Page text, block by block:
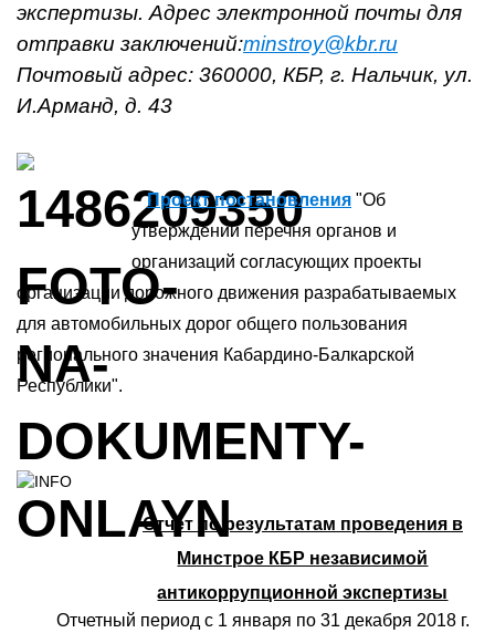
экспертизы. Адрес электронной почты для
отправки заключений:minstroy@kbr.ru
Почтовый адрес: 360000, КБР, г. Нальчик, ул.
И.Арманд, д. 43
Проект постановления "Об
утверждении перечня органов и
организаций согласующих проекты
организации дорожного движения разрабатываемых
для автомобильных дорог общего пользования
регионального значения Кабардино-Балкарской
Республики".
Отчет по результатам проведения в
Минстрое КБР независимой
антикоррупционной экспертизы
Отчетный период с 1 января по 31 декабря 2018 г.